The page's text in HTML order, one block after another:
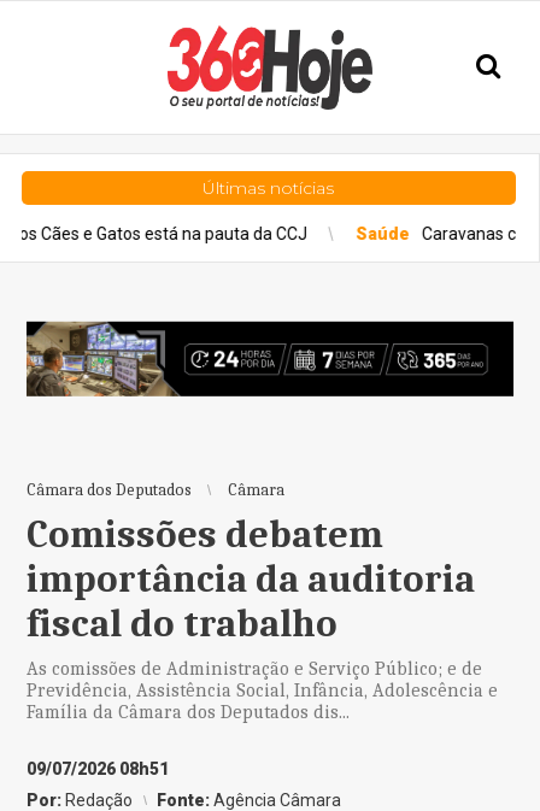
Últimas notícias
Gatos está na pauta da CCJ Saúde Caravanas cruzam o
Câmara dos Deputados Câmara
Comissões debatem
importância da auditoria
fiscal do trabalho
As comissões de Administração e Serviço Público; e de
Previdência, Assistência Social, Infância, Adolescência e
Família da Câmara dos Deputados dis...
09/07/2026 08h51
Por: Redação Fonte:Agência Câmara